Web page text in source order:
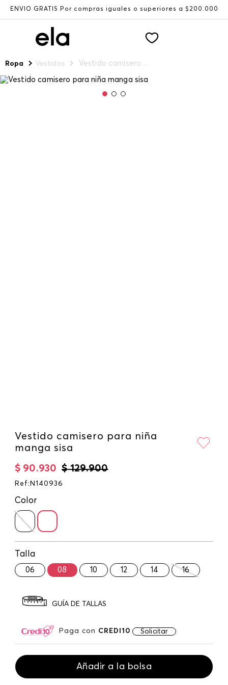
ENVÍO GRATIS Por compras iguales o superiores a $200.000
Ropa Vestidos Vestido camisero para niña manga sisa
Vestido camisero para niña
manga sisa
$ 129.900
$ 90.930
Ref : N140936
Color
Talla
06 08 10 12 14 16
GUÍA DE TALLAS
Paga con CREDI10 Solicitar
Añadir a la bolsa